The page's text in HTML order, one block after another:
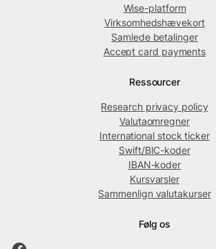
Wise-platform
Virksomhedshævekort
Samlede betalinger
Accept card payments
Ressourcer
Research privacy policy
Valutaomregner
International stock ticker
Swift/BIC-koder
IBAN-koder
Kursvarsler
Sammenlign valutakurser
Følg os